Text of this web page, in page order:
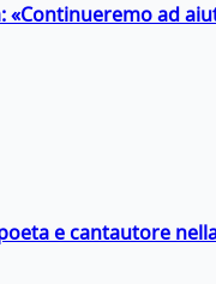
«Continueremo ad
e cantautore